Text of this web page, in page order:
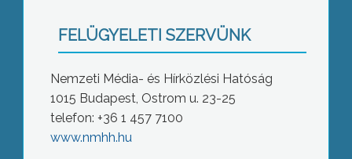
FELÜGYELETI SZERVÜNK
Nemzeti Média- és Hírközlési Hatóság
1015 Budapest, Ostrom u. 23-25
telefon: +36 1 457 7100
www.nmhh.hu